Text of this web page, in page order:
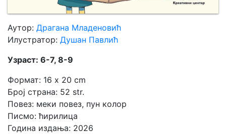
Аутор: Драгана Младеновић
Илустратор: Душан Павлић
Узраст: 6-7, 8-9
Формат: 16 x 20 cm
Број страна: 52 str.
Повез: меки повез, пун колор
Писмо: ћирилица
Година издања: 2026